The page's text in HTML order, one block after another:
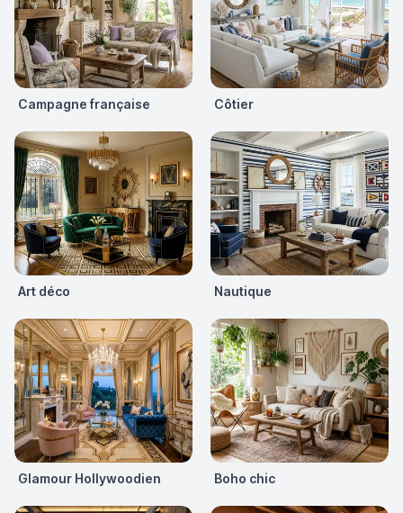
Campagne française Côtier
Art déco Nautique
Glamour Hollywoodien Boho chic